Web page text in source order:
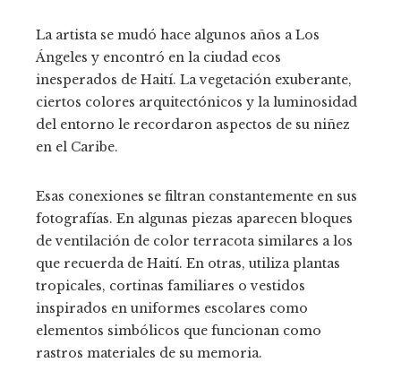
La artista se mudó hace algunos años a Los
Ángeles y encontró en la ciudad ecos
inesperados de Haití. La vegetación exuberante,
ciertos colores arquitectónicos y la luminosidad
del entorno le recordaron aspectos de su niñez
en el Caribe.
Esas conexiones se filtran constantemente en sus
fotografías. En algunas piezas aparecen bloques
de ventilación de color terracota similares a los
que recuerda de Haití. En otras, utiliza plantas
tropicales, cortinas familiares o vestidos
inspirados en uniformes escolares como
elementos simbólicos que funcionan como
rastros materiales de su memoria.